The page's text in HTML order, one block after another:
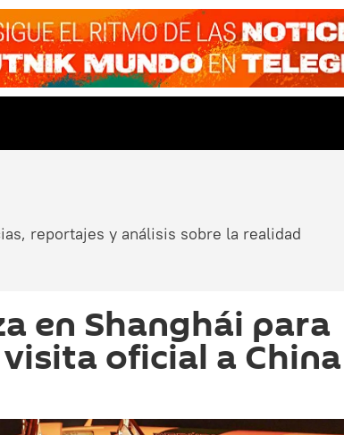
reportajes y análisis sobre la realidad
en Shanghái para
oficial a China